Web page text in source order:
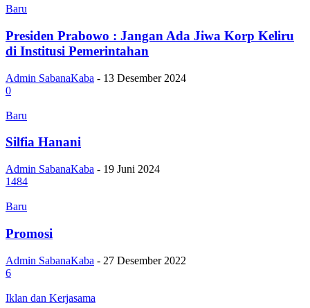
Baru
Presiden Prabowo : Jangan Ada Jiwa Korp Keliru
di Institusi Pemerintahan
Admin SabanaKaba - 13 Desember 2024
0
Baru
Silfia Hanani
Admin SabanaKaba - 19 Juni 2024
1484
Baru
Promosi
Admin SabanaKaba - 27 Desember 2022
6
Iklan dan Kerjasama